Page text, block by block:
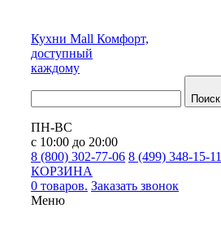
Кухни Mall Комфорт,
доступный
каждому
Поиск
ПН-ВС
с 10:00 до 20:00
8 (800) 302-77-06 8 (499) 348-15-11
КОРЗИНА
0 товаров. Заказать звонок
Меню